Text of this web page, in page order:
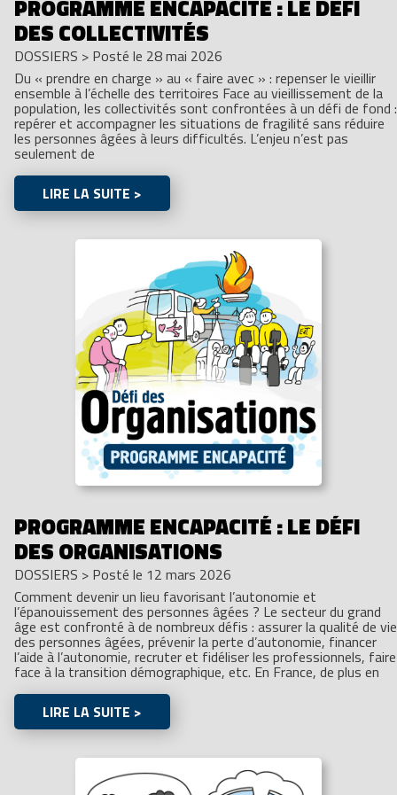
PROGRAMME ENCAPACITÉ : LE DÉFI
DES COLLECTIVITÉS
DOSSIERS > Posté le 28 mai 2026
Du « prendre en charge » au « faire avec » : repenser le vieillir
ensemble à l’échelle des territoires Face au vieillissement de la
population, les collectivités sont confrontées à un défi de fond :
repérer et accompagner les situations de fragilité sans réduire
les personnes âgées à leurs difficultés. L’enjeu n’est pas
seulement de
LIRE LA SUITE >
PROGRAMME ENCAPACITÉ : LE DÉFI
DES ORGANISATIONS
DOSSIERS > Posté le 12 mars 2026
Comment devenir un lieu favorisant l’autonomie et
l’épanouissement des personnes âgées ? Le secteur du grand
âge est confronté à de nombreux défis : assurer la qualité de vie
des personnes âgées, prévenir la perte d’autonomie, financer
l’aide à l’autonomie, recruter et fidéliser les professionnels, faire
face à la transition démographique, etc. En France, de plus en
LIRE LA SUITE >